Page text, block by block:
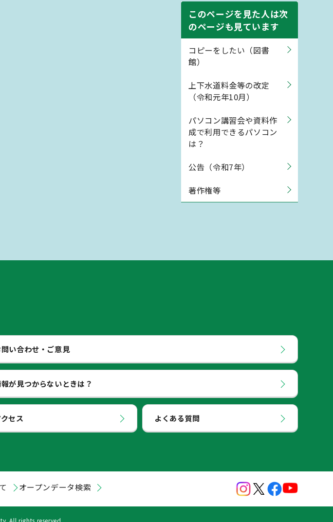
このページを見た人は次
のページも見ています
コピーをしたい（図書
館）
上下水道料金等の改定
（令和元年10月）
パソコン講習会や資料作
成で利用できるパソコン
は？
公告（令和7年）
著作権等
い合わせ・ご意見
が見つからないときは？
セス よくある質問
オープンデータ検索
All rights reserved.